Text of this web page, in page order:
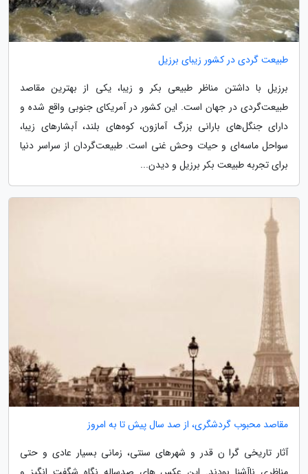
طبیعت گردی در کشور زیبای برزیل
برزیل با داشتن مناظر طبیعی بکر و زیبا، یکی از بهترین مقاصد
طبیعت‌گردی در جهان است. این کشور در آمریکای جنوبی واقع شده و
دارای جنگل‌های بارانی بزرگ آمازون، کوه‌های بلند، آبشارهای زیبا،
سواحل ماسه‌ای و حیات وحش غنی است. طبیعت‌گردان از سراسر دنیا
برای تجربه طبیعت بکر برزیل و دیدن...
مقاصد محبوب گردشگری، از صد سال پیش تا به امروز
آثار تاریخی گرا ن قدر و شهرهای سنتی، زمانی بسیار عادی و حتی